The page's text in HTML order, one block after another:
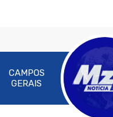
CAMPOS
GERAIS